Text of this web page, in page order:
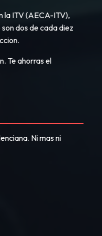
la ITV (AECA-ITV),
dos de cada diez
Te ahorras el
Ni mas ni